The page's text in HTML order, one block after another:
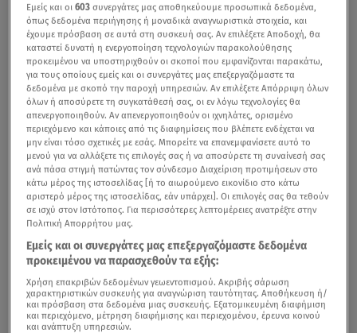
Εμείς και οι603 συνεργάτες μας αποθηκεύουμε προσωπικά δεδομένα,
όπως δεδομένα περιήγησης ή μοναδικά αναγνωριστικά στοιχεία, και
έχουμε πρόσβαση σε αυτά στη συσκευή σας. Αν επιλέξετε Αποδοχή, θα
καταστεί δυνατή η ενεργοποίηση τεχνολογιών παρακολούθησης
προκειμένου να υποστηριχθούν οι σκοποί που εμφανίζονται παρακάτω,
για τους οποίους εμείς και οι συνεργάτες μας επεξεργαζόμαστε τα
δεδομένα με σκοπό την παροχή υπηρεσιών. Αν επιλέξετε Απόρριψη όλων
όλων ή αποσύρετε τη συγκατάθεσή σας, οι εν λόγω τεχνολογίες θα
απενεργοποιηθούν. Αν απενεργοποιηθούν οι ιχνηλάτες, ορισμένο
περιεχόμενο και κάποιες από τις διαφημίσεις που βλέπετε ενδέχεται να
μην είναι τόσο σχετικές με εσάς. Μπορείτε να επανεμφανίσετε αυτό το
μενού για να αλλάξετε τις επιλογές σας ή να αποσύρετε τη συναίνεσή σας
ανά πάσα στιγμή πατώντας τον σύνδεσμο Διαχείριση προτιμήσεων στο
κάτω μέρος της ιστοσελίδας [ή το αιωρούμενο εικονίδιο στο κάτω
αριστερό μέρος της ιστοσελίδας, εάν υπάρχει]. Οι επιλογές σας θα τεθούν
σε ισχύ στον Ιστότοπος. Για περισσότερες λεπτομέρειες ανατρέξτε στην
Πολιτική Απορρήτου μας.
Εμείς και οι συνεργάτες μας επεξεργαζόμαστε δεδομένα
προκειμένου να παρασχεθούν τα εξής:
Χρήση επακριβών δεδομένων γεωεντοπισμού. Ακριβής σάρωση
χαρακτηριστικών συσκευής για αναγνώριση ταυτότητας. Αποθήκευση ή/
και πρόσβαση στα δεδομένα μιας συσκευής. Εξατομικευμένη διαφήμιση
και περιεχόμενο, μέτρηση διαφήμισης και περιεχομένου, έρευνα κοινού
και ανάπτυξη υπηρεσιών.